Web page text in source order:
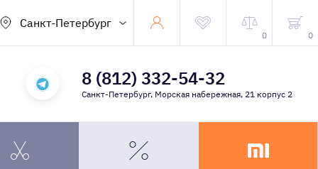
Санкт-Петербург
0 0
8 (812) 332-54-32
Санкт-Петербург, Морская набережная, 21 корпус 2